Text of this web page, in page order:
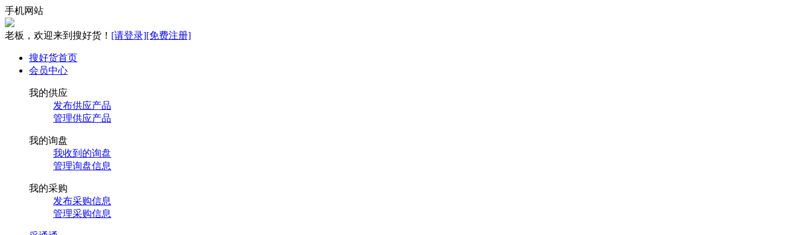
手机网站
老板，欢迎来到搜好货！ [请登录][免费注册]
搜好货首页
会员中心
我的供应
发布供应产品
管理供应产品
我的询盘
我收到的询盘
管理询盘信息
我的采购
发布采购信息
管理采购信息